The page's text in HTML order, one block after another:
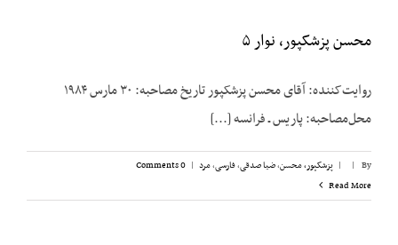
محسن پزشکپور، نوار ۵
روایت‌کننده: آقای محسن پزشک‎پور تاریخ مصاحبه: ۳۰ مارس ۱۹۸۴
محل‌مصاحبه: پاریس ـ فرانسه [...]
By
|
| پزشکپور،‌ محسن,ضیا صدقی,فارسی,مرد |
0 Comments
Read More